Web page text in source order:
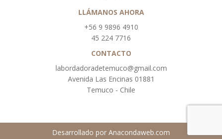
LLÁMANOS AHORA
+56 9 9896 4910
45 224 7716
CONTACTO
labordadoradetemuco@gmail.com
Avenida Las Encinas 01881
Temuco - Chile
Desarrollado por Anacondaweb.com